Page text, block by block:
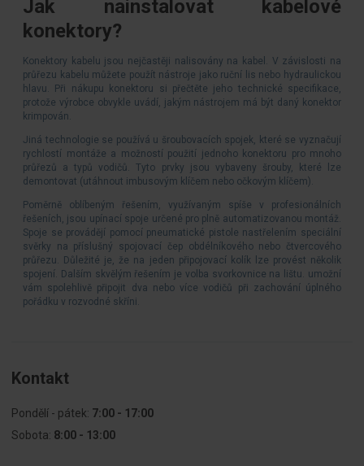
Jak nainstalovat kabelové
konektory?
Konektory kabelu jsou nejčastěji nalisovány na kabel. V závislosti na
průřezu kabelu můžete použít nástroje jako ruční lis nebo hydraulickou
hlavu. Při nákupu konektoru si přečtěte jeho technické specifikace,
protože výrobce obvykle uvádí, jakým nástrojem má být daný konektor
krimpován.
Jiná technologie se používá u šroubovacích spojek, které se vyznačují
rychlostí montáže a možností použití jednoho konektoru pro mnoho
průřezů a typů vodičů. Tyto prvky jsou vybaveny šrouby, které lze
demontovat (utáhnout imbusovým klíčem nebo očkovým klíčem).
Poměrně oblíbeným řešením, využívaným spíše v profesionálních
řešeních, jsou upínací spoje určené pro plně automatizovanou montáž.
Spoje se provádějí pomocí pneumatické pistole nastřelením speciální
svěrky na příslušný spojovací čep obdélníkového nebo čtvercového
průřezu. Důležité je, že na jeden připojovací kolík lze provést několik
spojení. Dalším skvělým řešením je volba svorkovnice na lištu. umožní
vám spolehlivě připojit dva nebo více vodičů při zachování úplného
pořádku v rozvodné skříni.
Kontakt
Pondělí - pátek: 7:00 - 17:00
Sobota: 8:00 - 13:00